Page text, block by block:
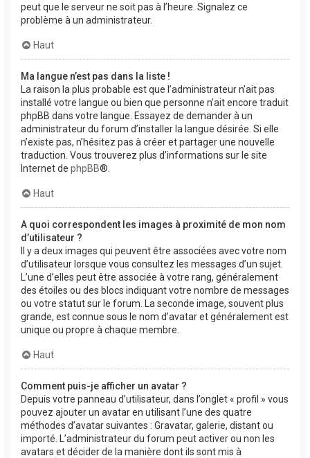
peut que le serveur ne soit pas à l’heure. Signalez ce
problème à un administrateur.
Haut
Ma langue n’est pas dans la liste !
La raison la plus probable est que l’administrateur n’ait pas
installé votre langue ou bien que personne n’ait encore traduit
phpBB dans votre langue. Essayez de demander à un
administrateur du forum d’installer la langue désirée. Si elle
n’existe pas, n’hésitez pas à créer et partager une nouvelle
traduction. Vous trouverez plus d’informations sur le site
Internet de phpBB®.
Haut
A quoi correspondent les images à proximité de mon nom
d’utilisateur ?
Il y a deux images qui peuvent être associées avec votre nom
d’utilisateur lorsque vous consultez les messages d’un sujet.
L’une d’elles peut être associée à votre rang, généralement
des étoiles ou des blocs indiquant votre nombre de messages
ou votre statut sur le forum. La seconde image, souvent plus
grande, est connue sous le nom d’avatar et généralement est
unique ou propre à chaque membre.
Haut
Comment puis-je afficher un avatar ?
Depuis votre panneau d’utilisateur, dans l’onglet « profil » vous
pouvez ajouter un avatar en utilisant l’une des quatre
méthodes d’avatar suivantes : Gravatar, galerie, distant ou
importé. L’administrateur du forum peut activer ou non les
avatars et décider de la manière dont ils sont mis à